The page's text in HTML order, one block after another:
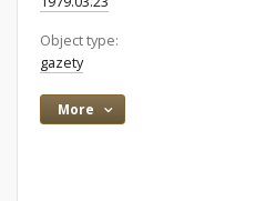
Object type:
gazety
More